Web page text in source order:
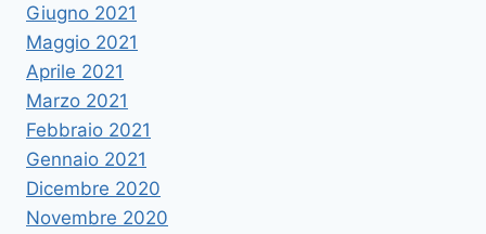
Giugno 2021
Maggio 2021
Aprile 2021
Marzo 2021
Febbraio 2021
Gennaio 2021
Dicembre 2020
Novembre 2020